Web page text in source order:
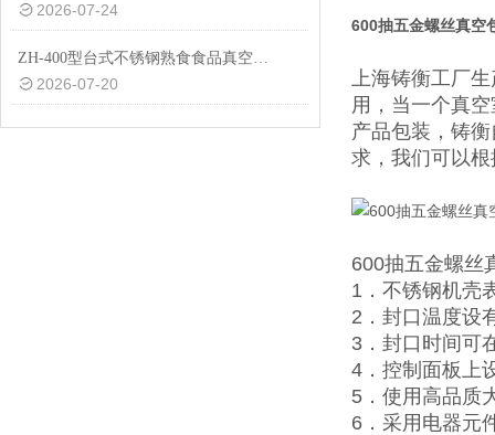
2026-07-24
ZH-400型台式不锈钢熟食食品真空包装机设备
2026-07-20
600抽五金螺丝真空
上海铸衡工厂
用，当一个真
产品包装，铸
求，我们可以
600抽五金螺丝
1．不锈钢机壳
2．封口温度设
3．封口时间可
4．控制面板上
5．使用高品质
6．采用电器元